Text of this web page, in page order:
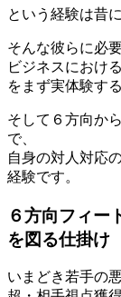
という経験は昔
そんな彼らに必
ビジネスにおけ
をまず実体験する
そして６方向か
で、
自身の対人対応
経験です。
６方向フィー
を図る仕掛け
いまどき若手の